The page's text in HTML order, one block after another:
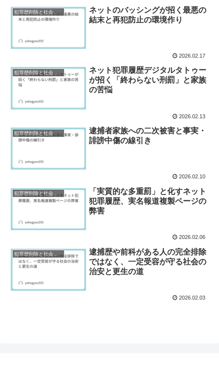
犯罪歴削除と社会復帰研究
ネットのバッシングが招く最悪の
結末と再犯防止の環境作り
2026.02.17
犯罪歴削除と社会復帰研究
ネット犯罪履歴デジタルタトゥー
が招く「終わらない刑罰」と家族
の苦悩
2026.02.13
犯罪歴削除と社会復帰研究
逮捕者家族への二次被害と事実・
誹謗中傷の線引き
2026.02.10
犯罪歴削除と社会復帰研究
「実質的な多重罰」と化すネット
犯罪履歴、実名報道複製ページの
弊害
2026.02.06
犯罪歴削除と社会復帰研究
逮捕歴や前科がある人の完全排除
ではなく、一定受容が守る社会の
治安と更生の道
2026.02.03